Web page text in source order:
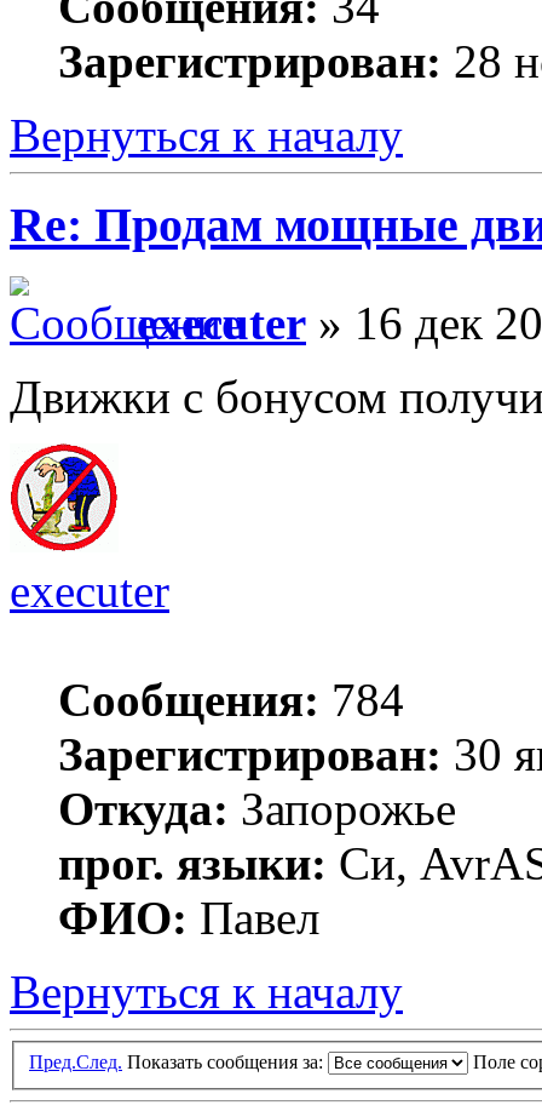
Зарегистрирован: 28
Вернуться к началу
Re: Продам мощные
executer » 16 дек
Движки с бонусом
executer
Сообщения: 784
Зарегистрирован: 30
Откуда: Запорожье
прог. языки: Си,
ФИО: Павел
Вернуться к началу
Пред.След. Показать сообщения за: Поле